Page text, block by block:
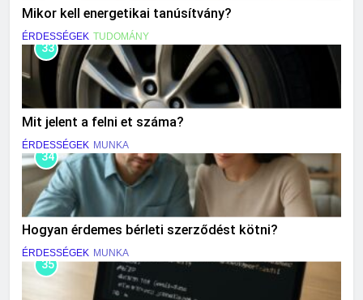
Mikor kell energetikai tanúsítvány?
ÉRDESSÉGEK TUDOMÁNY
33
Mit jelent a felni et száma?
ÉRDESSÉGEK MUNKA
34
Hogyan érdemes bérleti szerződést kötni?
ÉRDESSÉGEK MUNKA
35